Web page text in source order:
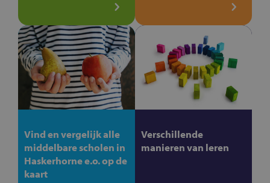
Vind en vergelijk alle
middelbare scholen in
Haskerhorne e.o. op de
kaart
Verschillende
manieren van leren